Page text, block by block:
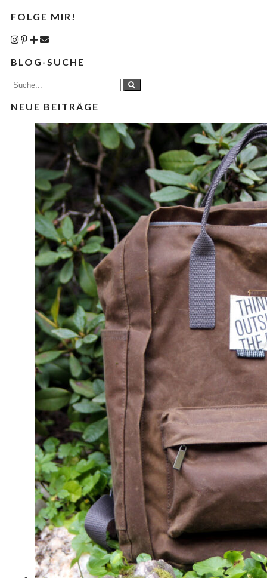
FOLGE MIR!
BLOG-SUCHE
NEUE BEITRÄGE